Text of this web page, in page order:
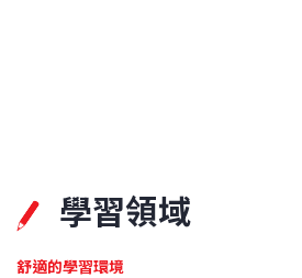
學習領域
舒適的學習環境